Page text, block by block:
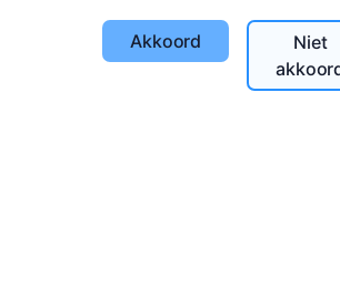
Over CEMETY
Akkoord
Niet